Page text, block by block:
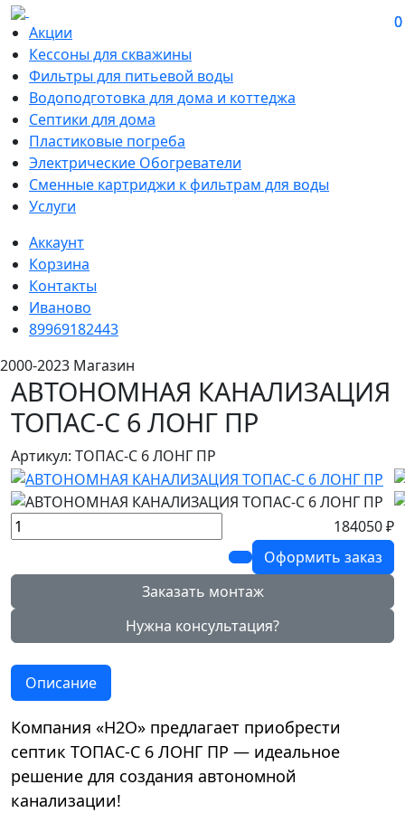
0
0
Акции
Кессоны для скважины
Фильтры для питьевой воды
Водоподготовка для дома и коттеджа
Септики для дома
Пластиковые погреба
Электрические Обогреватели
Сменные картриджи к фильтрам для воды
Услуги
Аккаунт
Корзина
Контакты
Иваново
89969182443
2000-2023 Магазин
АВТОНОМНАЯ КАНАЛИЗАЦИЯ
ТОПАС-С 6 ЛОНГ ПР
Артикул: ТОПАС-С 6 ЛОНГ ПР
184050 ₽
Оформить заказ
Заказать монтаж
Нужна консультация?
Описание
Компания «Н2О» предлагает приобрести
септик ТОПАС-С 6 ЛОНГ ПР — идеальное
решение для создания автономной
канализации!